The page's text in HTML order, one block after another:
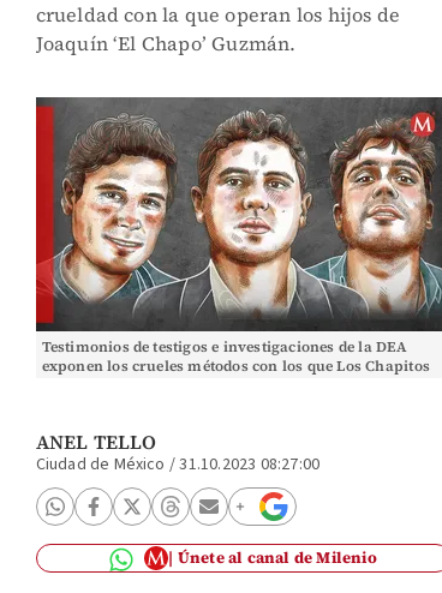
crueldad con la que operan los hijos de
Joaquín ‘El Chapo’ Guzmán.
Testimonios de testigos e investigaciones de la DEA
exponen los crueles métodos con los que Los Chapitos
ANEL TELLO
Ciudad de México /31.10.2023 08:27:00
Únete al canal de Milenio